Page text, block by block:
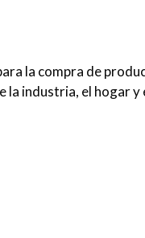
la compra de
industria, el hogar